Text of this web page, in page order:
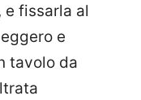
fissarla al
e
tavolo da